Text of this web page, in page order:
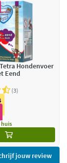
Hondenvoer
Eend
3
huis
jouw review